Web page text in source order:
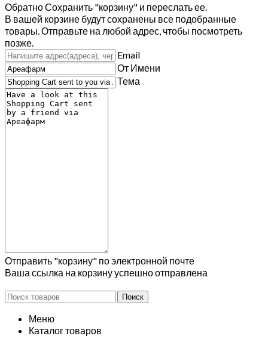
ОбратноСохранить "корзину" и переслать ее.
В вашей корзине будут сохранены все подобранные
товары. Отправьте на любой адрес, чтобы посмотреть
позже.
Email
От Имени
Тема
Отправить "корзину" по электронной почте
Ваша ссылка на корзину успешно отправлена
Поиск
Меню
Каталог товаров